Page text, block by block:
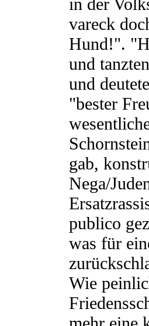
vareck
Hund!".
und
und
"bester
gab,
Nega/
publico
was für
Wie